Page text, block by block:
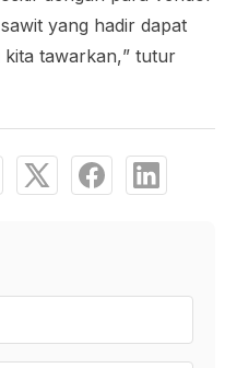
yang hadir dapat
kita tawarkan,” tutur